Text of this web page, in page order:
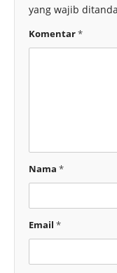
yang wajib
Komentar*
Nama *
Email *